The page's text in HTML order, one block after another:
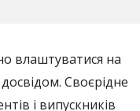
влаштуватися на
Своєрідне
і випускників